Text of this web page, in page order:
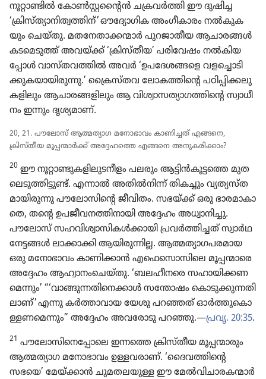
നൂറ്റാ​ണ്ടിൽ കോൺസ്റ്റ​ന്റൈൻ ചക്രവർത്തി ഈ ദുഷിച്ച
‘ക്രിസ്‌ത്യാ​നി​ത്വ​ത്തിന്‌’ ഔദ്യോ​ഗിക അംഗീ​കാ​രം നൽകു​ക​
യും ചെയ്‌തു. മതനേ​താ​ക്ക​ന്മാർ പുറജാ​തീയ ആചാരങ്ങൾ
കടമെ​ടുത്ത്‌ അവയ്‌ക്ക്‌ ‘ക്രിസ്‌തീയ’ പരി​വേഷം നൽകി​യ​
പ്പോൾ വാസ്‌ത​വ​ത്തിൽ അവർ ‘ഉപദേ​ശ​ങ്ങളെ വളച്ചൊ​ടി​
ക്കു​ക​യാ​യി​രു​ന്നു.’ ക്രൈ​സ്‌തവ ലോക​ത്തി​ന്റെ പഠിപ്പി​ക്ക​ലു​
ക​ളി​ലും ആചാര​ങ്ങ​ളി​ലും ആ വിശ്വാ​സ​ത്യാ​ഗ​ത്തി​ന്റെ സ്വാധീ​
നം ഇന്നും ദൃശ്യ​മാണ്‌.
20, 21. പൗലോസ്‌ ആത്മത്യാഗ മനോ​ഭാ​വം കാണി​ച്ചത്‌ എങ്ങനെ,
ക്രിസ്‌തീയ മൂപ്പന്മാർക്ക്‌ അദ്ദേഹത്തെ എങ്ങനെ അനുക​രി​ക്കാം?
20 ഈ നൂറ്റാ​ണ്ടു​ക​ളി​ലു​ട​നീ​ളം പലരും ആട്ടിൻകൂ​ട്ടത്തെ മുത​
ലെ​ടു​ത്തി​ട്ടുണ്ട്‌. എന്നാൽ അതിൽനിന്ന്‌ തികച്ചും വ്യത്യ​സ്‌ത​
മാ​യി​രു​ന്നു പൗലോ​സി​ന്റെ ജീവിതം. സഭയ്‌ക്ക്‌ ഒരു ഭാരമാ​കാ​
തെ, തന്റെ ഉപജീ​വ​ന​ത്തി​നാ​യി അദ്ദേഹം അധ്വാ​നി​ച്ചു.
പൗലോസ്‌ സഹവി​ശ്വാ​സി​കൾക്കാ​യി പ്രവർത്തി​ച്ചത്‌ സ്വാർഥ
നേട്ടങ്ങൾ ലാക്കാക്കി ആയിരു​ന്നില്ല. ആത്മത്യാ​ഗ​പ​ര​മായ
ഒരു മനോ​ഭാ​വം കാണി​ക്കാൻ എഫെ​സൊ​സി​ലെ മൂപ്പന്മാ​രെ
അദ്ദേഹം ആഹ്വാ​നം​ചെ​യ്‌തു. ‘ബലഹീ​നരെ സഹായി​ക്ക​ണ​
മെ​ന്നും’ “‘വാങ്ങു​ന്ന​തി​നെ​ക്കാൾ സന്തോഷം കൊടു​ക്കു​ന്ന​തി​
ലാണ്‌’ എന്നു കർത്താ​വായ യേശു പറഞ്ഞത്‌ ഓർത്തു​കൊ​
ള്ള​ണ​മെ​ന്നും” അദ്ദേഹം അവരോ​ടു പറഞ്ഞു.—പ്രവൃ. 20:35.
21 പൗലോ​സി​നെ​പ്പോ​ലെ ഇന്നത്തെ ക്രിസ്‌തീയ മൂപ്പന്മാ​രും
ആത്മത്യാഗ മനോ​ഭാ​വം ഉള്ളവരാണ്‌. ‘ദൈവ​ത്തി​ന്റെ
സഭയെ’ മേയ്‌ക്കാൻ ചുമത​ല​യുള്ള ഈ മേൽവി​ചാ​ര​ക​ന്മാർ